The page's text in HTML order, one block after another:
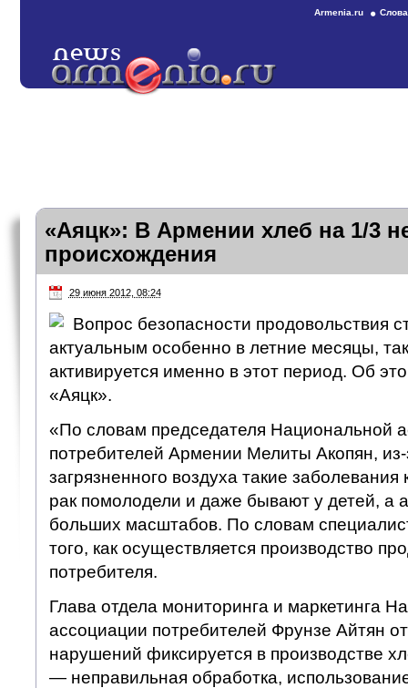
Armenia.ru
«Аяцк»: В Армении хлеб на 1/3
происхождения
29 июня 2012, 08:24
Вопрос безопасности продовольствия
актуальным особенно в летние месяцы,
активируется именно в этот период. Об
«Аяцк».
«По словам председателя Национальной
потребителей Армении Мелиты Акопян,
загрязненного воздуха такие заболевания
рак помолодели и даже бывают у детей, а
больших масштабов. По словам
того, как осуществляется производство
потребителя.
Глава отдела мониторинга и маркетинга
ассоциации потребителей Фрунзе Айтян
нарушений фиксируется в производстве
— неправильная обработка,